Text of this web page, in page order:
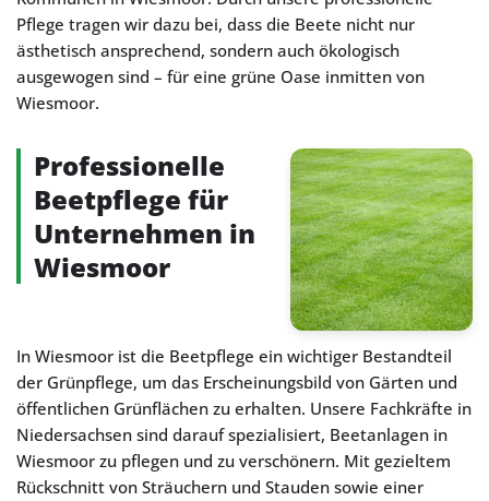
Pflege tragen wir dazu bei, dass die Beete nicht nur
ästhetisch ansprechend, sondern auch ökologisch
ausgewogen sind – für eine grüne Oase inmitten von
Wiesmoor.
Professionelle
Beetpflege für
Unternehmen in
Wiesmoor
In Wiesmoor ist die Beetpflege ein wichtiger Bestandteil
der Grünpflege, um das Erscheinungsbild von Gärten und
öffentlichen Grünflächen zu erhalten. Unsere Fachkräfte in
Niedersachsen sind darauf spezialisiert, Beetanlagen in
Wiesmoor zu pflegen und zu verschönern. Mit gezieltem
Rückschnitt von Sträuchern und Stauden sowie einer